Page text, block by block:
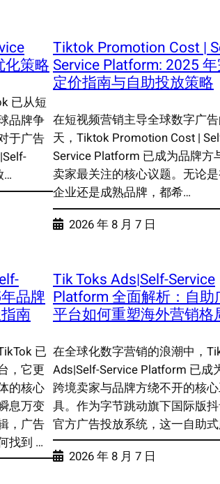
化策略
已从短
品牌争
于广告
…
Tiktok Promotion Cost |
Service Platform: 2025
定价指南与自助投放策略
在短视频营销主导全球数字广
天，Tiktok Promotion Cost |
Service Platform 已成为品牌方
卖家最关注的核心议题。无论
企业还是成熟品牌，都希…
2026 年 8 月 7 日
品牌
南
已
，它更
的核心
息万变
，广告
找到 …
Tik Toks Ads|Self-Service
Platform 全面解析：自助
平台如何重塑海外营销格
在全球化数字营销的浪潮中，
Ads|Self-Service Platform 已成
跨境卖家与品牌方绕不开的核
具。作为字节跳动旗下国际版
官方广告投放系统，这一自助
2026 年 8 月 7 日